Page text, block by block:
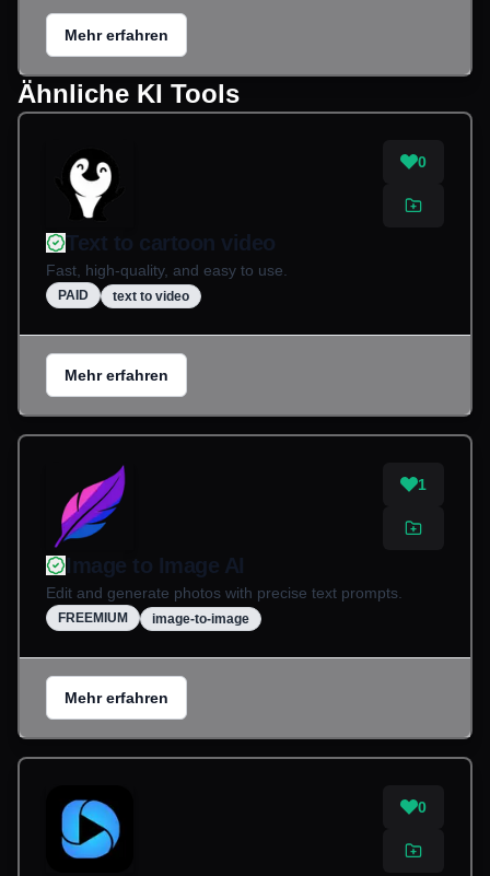
Mehr erfahren
Ähnliche KI Tools
0
Text to cartoon video
Fast, high-quality, and easy to use.
PAID text to video
Mehr erfahren
1
Image to Image AI
Edit and generate photos with precise text prompts.
FREEMIUM image-to-image
Mehr erfahren
0